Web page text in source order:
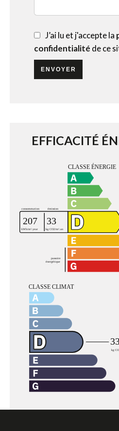
J’ai lu et j'accepte la
confidentialité de ce
ENVOYER
EFFICACITÉ